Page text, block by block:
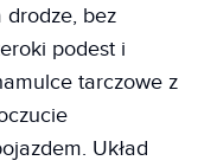
drodze, bez
podest i
tarczowe z
Układ